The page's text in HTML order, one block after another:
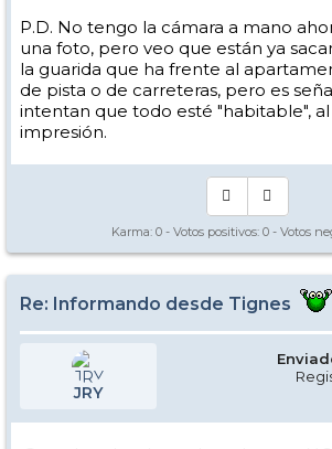
P.D. No tengo la cámara a mano
una foto, pero veo que están ya
la guarida que ha frente al
de pista o de carreteras, pero es
intentan que todo esté "habitable",
impresión.
Karma: 0 - Votos positivos: 0 - Votos
Re: Informando desde Tignes
JRY